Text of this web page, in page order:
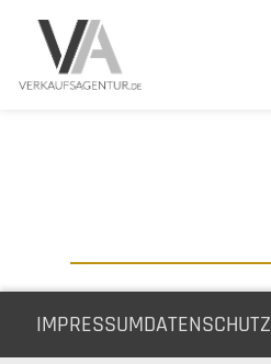
IMPRESSUMDATENSCHUTZ